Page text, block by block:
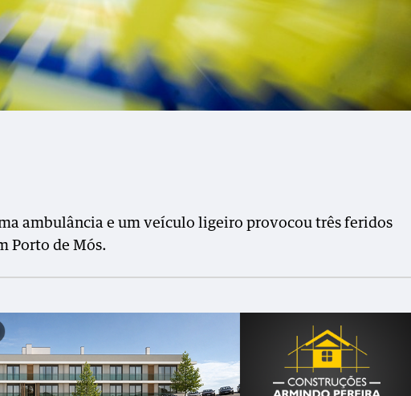
ambulância e um veículo ligeiro provocou três feridos
Porto de Mós.